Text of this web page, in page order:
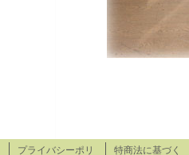
プ
プライバシーポリ
特商法に基づく